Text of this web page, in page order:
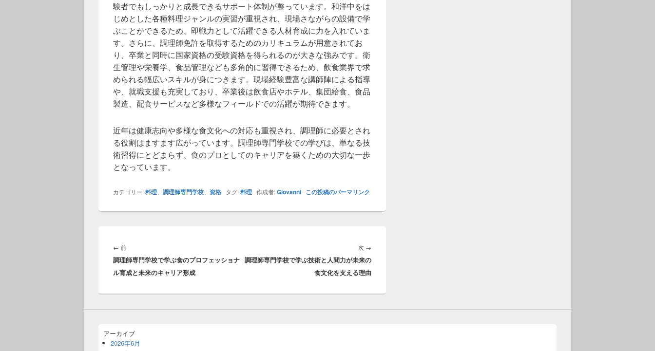
験者でもしっかりと成長できるサポート体制が整っています。和洋中をは
じめとした各種料理ジャンルの実習が重視され、現場さながらの設備で学
ぶことができるため、即戦力として活躍できる人材育成に力を入れていま
す。さらに、調理師免許を取得するためのカリキュラムが用意されてお
り、卒業と同時に国家資格の受験資格を得られるのが大きな強みです。衛
生管理や栄養学、食品管理なども多角的に習得できるため、飲食業界で求
められる幅広いスキルが身につきます。現場経験豊富な講師陣による指導
や、就職支援も充実しており、卒業後は飲食店やホテル、集団給食、食品
製造、配食サービスなど多様なフィールドでの活躍が期待できます。
近年は健康志向や多様な食文化への対応も重視され、調理師に必要とされ
る役割はますます広がっています。調理師専門学校での学びは、単なる技
術習得にとどまらず、食のプロとしてのキャリアを築くための大切な一歩
となっています。
カテゴリー:料理 調理師専門学校 資格 タグ:料理 作成者:Giovanni この投稿のパーマリンク
稿
ナ
ビ
ゲ
ョ
← 前前
の
投
調理師専門学校で学ぶ食のプロフェッショナ
ル育成と未来のキャリア形成
次 →
の
投
調理師専門学校で学ぶ技術と人間力が未来の
食文化を支える理由
アーカイブ
2026年6月